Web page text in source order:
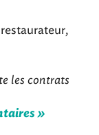
les contrats
»